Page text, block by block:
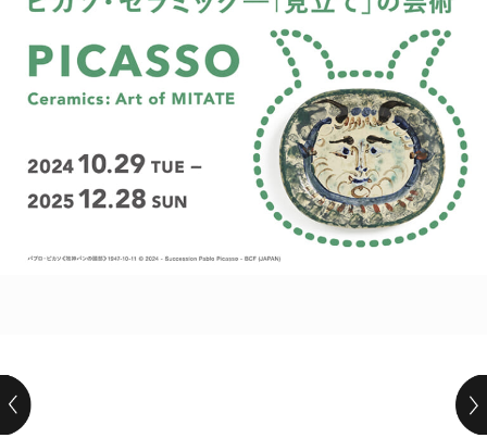
POLICY COMPANY